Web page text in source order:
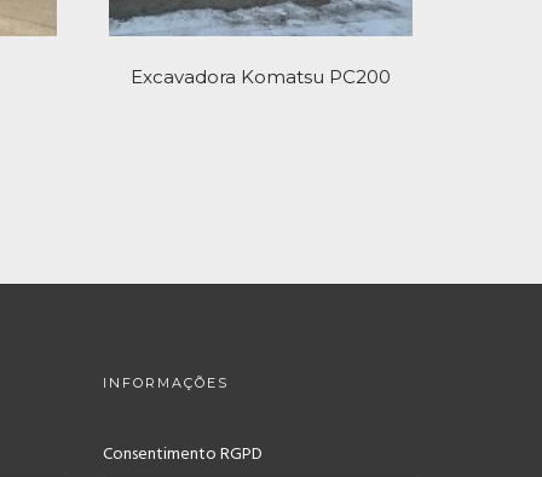
Excavadora Komatsu PC200
INFORMAÇÕES
Consentimento RGPD